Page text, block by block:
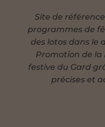
Site de
programmes de
des lotos dans le
Promotion de la
festive du Gard
précises et